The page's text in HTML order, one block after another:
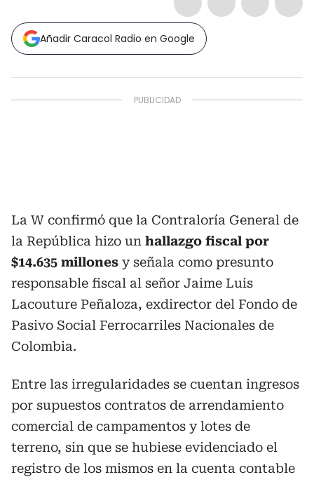
Añadir Caracol Radio en Google
La W confirmó que la Contraloría General de
la República hizo un hallazgo fiscal por
$14.635 millones y señala como presunto
responsable fiscal al señor Jaime Luis
Lacouture Peñaloza, exdirector del Fondo de
Pasivo Social Ferrocarriles Nacionales de
Colombia.
Entre las irregularidades se cuentan ingresos
por supuestos contratos de arrendamiento
comercial de campamentos y lotes de
terreno, sin que se hubiese evidenciado el
registro de los mismos en la cuenta contable